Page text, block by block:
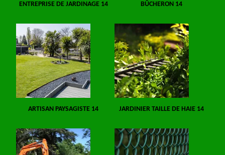
ENTREPRISE DE JARDINAGE 14 BÛCHERON 14
ARTISAN PAYSAGISTE 14 JARDINIER TAILLE DE HAIE 14